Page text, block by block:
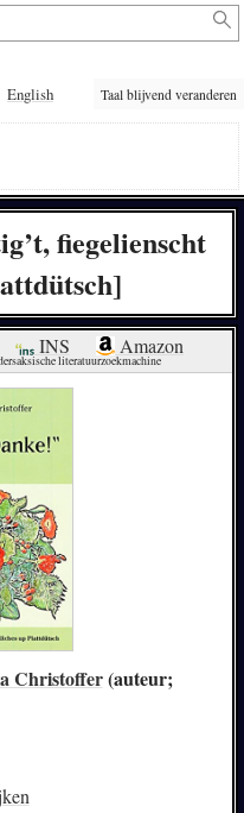
English Taal blijvend veranderen
fiegelienscht
INS Amazon
literatuurzoekmachine
Christoffer(auteur;